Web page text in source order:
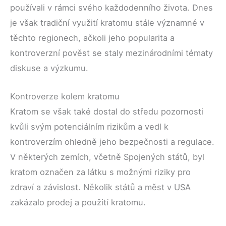
používali v rámci svého každodenního života. Dnes
je však tradiční využití kratomu stále významné v
těchto regionech, ačkoli jeho popularita a
kontroverzní pověst se staly mezinárodními tématy
diskuse a výzkumu.
Kontroverze kolem kratomu
Kratom se však také dostal do středu pozornosti
kvůli svým potenciálním rizikům a vedl k
kontroverzím ohledně jeho bezpečnosti a regulace.
V některých zemích, včetně Spojených států, byl
kratom označen za látku s možnými riziky pro
zdraví a závislost. Několik států a měst v USA
zakázalo prodej a použití kratomu.